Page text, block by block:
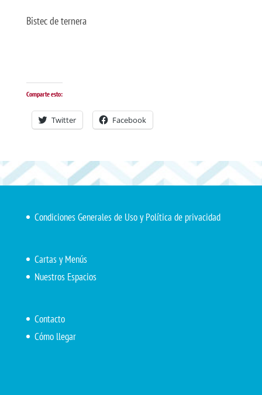
Bistec de ternera
Comparte esto:
Twitter Facebook
Condiciones Generales de Uso y Política de privacidad
Cartas y Menús
Nuestros Espacios
Contacto
Cómo llegar